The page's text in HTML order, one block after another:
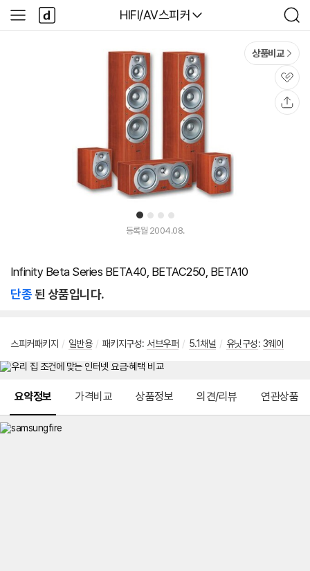
다나와
HIFI/AV스피커
검
색
사
이
다
나
와
1 2 3 4
상품비교
관
심
등록월 2004.08.
Infinity Beta Series BETA40, BETAC250, BETA10
단종된 상품입니다.
스피커패키지 / 일반용 / 패키지구성: 서브우퍼 / 5.1채널 / 유닛구성: 3웨이
요약정보 가격비교 상품정보 의견/리뷰 연관상품